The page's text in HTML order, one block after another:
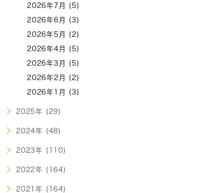
2026年7月 (5)
2026年6月 (3)
2026年5月 (2)
2026年4月 (5)
2026年3月 (5)
2026年2月 (2)
2026年1月 (3)
2025年 (29)
2024年 (48)
2023年 (110)
2022年 (164)
2021年 (164)